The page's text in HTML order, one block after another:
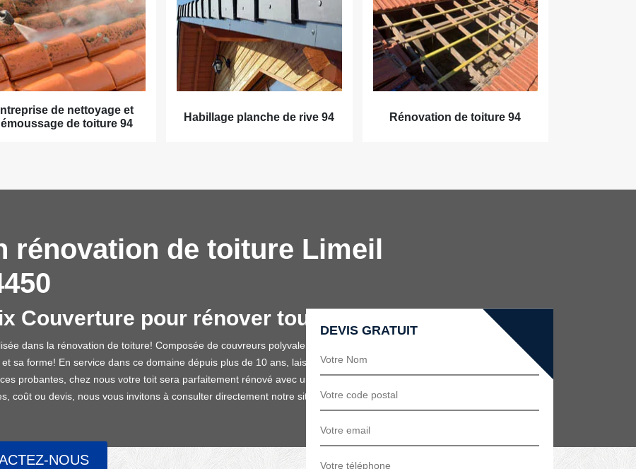
NOUS
DEVIS GRATUIT
de nettoyage et
de toiture 94
Habillage planche de rive 94 Rénovation de toiture 94
rénovation de toiture Limeil
Couverture pour rénover tout type de toit!
dans la rénovation de toiture! Composée de couvreurs polyvalents et hautement qualifiés, nous saurons
sa forme! En service dans ce domaine dépuis plus de 10 ans, laissez-nous rendre l'éclat de votre toit! Avec
probantes, chez nous votre toit sera parfaitement rénové avec une parfaite étanchéité et bien isolé! Pour
coût ou devis, nous vous invitons à consulter directement notre site!